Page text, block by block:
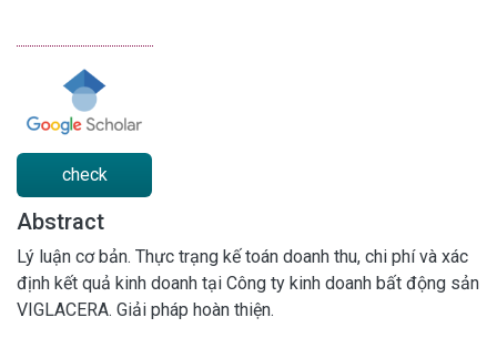
check
Abstract
Lý luận cơ bản. Thực trạng kế toán doanh thu, chi phí và xác
định kết quả kinh doanh tại Công ty kinh doanh bất động sản
VIGLACERA. Giải pháp hoàn thiện.